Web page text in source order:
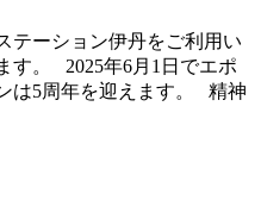
テーション伊丹をご利用い
す。 2025年6月1日でエポ
は5周年を迎えます。 精神